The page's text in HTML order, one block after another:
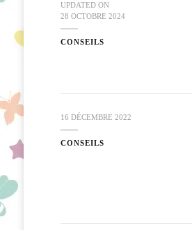
UPDATED ON
28 OCTOBRE 2024
CONSEILS
16 DÉCEMBRE 2022
CONSEILS